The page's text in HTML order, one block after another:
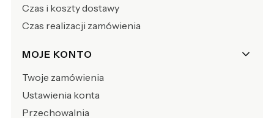
Czas i koszty dostawy
Czas realizacji zamówienia
MOJE KONTO
Twoje zamówienia
Ustawienia konta
Przechowalnia